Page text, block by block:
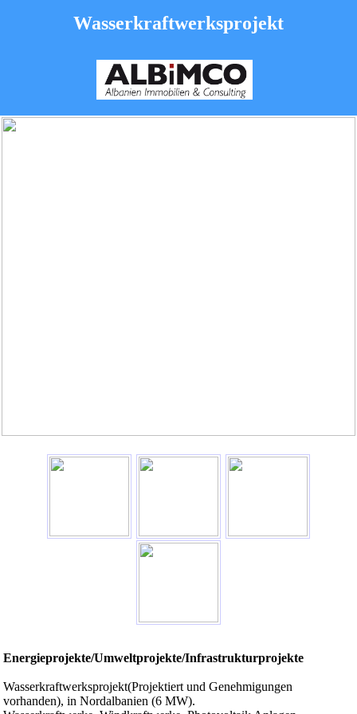
Wasserkraftwerksprojekt
Energieprojekte/Umweltprojekte/Infrastrukturprojekte
Wasserkraftwerksprojekt(Projektiert und Genehmigungen
vorhanden), in Nordalbanien (6 MW).